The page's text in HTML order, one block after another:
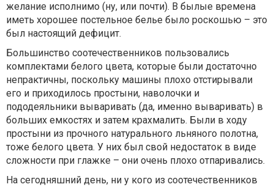
желание исполнимо (ну, или почти). В былые времена
иметь хорошее постельное белье было роскошью – это
был настоящий дефицит.
Большинство соотечественников пользовались
комплектами белого цвета, которые были достаточно
непрактичны, поскольку машины плохо отстирывали
его и приходилось простыни, наволочки и
пододеяльники вываривать (да, именно вываривать) в
больших емкостях и затем крахмалить. Были в ходу
простыни из прочного натурального льняного полотна,
тоже белого цвета. У них был свой недостаток в виде
сложности при глажке – они очень плохо отпаривались.
На сегодняшний день, ни у кого из соотечественников